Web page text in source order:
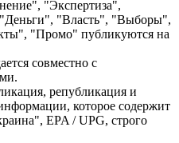
"Экспертиза",
"Власть", "Выборы",
"Промо" публикуются на
совместно с
републикация и
которое содержит
EPA / UPG, строго